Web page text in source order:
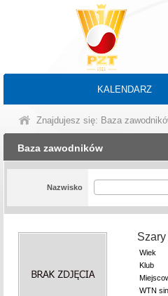
KALENDARZ
Znajdujesz się: Baza
Baza zawodników
Nazwisko
Wiek
Klub
WTN